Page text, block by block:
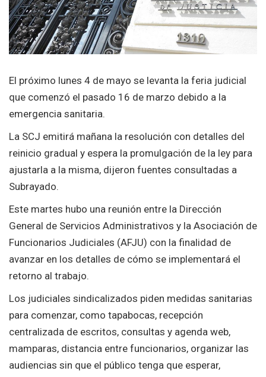
El próximo lunes 4 de mayo se levanta la feria judicial
que comenzó el pasado 16 de marzo debido a la
emergencia sanitaria.
La SCJ emitirá mañana la resolución con detalles del
reinicio gradual y espera la promulgación de la ley para
ajustarla a la misma, dijeron fuentes consultadas a
Subrayado.
Este martes hubo una reunión entre la Dirección
General de Servicios Administrativos y la Asociación de
Funcionarios Judiciales (AFJU) con la finalidad de
avanzar en los detalles de cómo se implementará el
retorno al trabajo.
Los judiciales sindicalizados piden medidas sanitarias
para comenzar, como tapabocas, recepción
centralizada de escritos, consultas y agenda web,
mamparas, distancia entre funcionarios, organizar las
audiencias sin que el público tenga que esperar,